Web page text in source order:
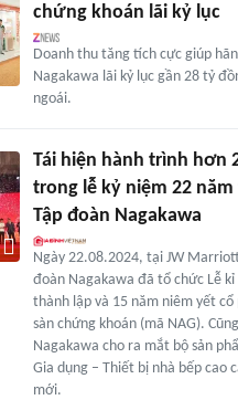
chứng khoán lãi kỷ lục
Doanh thu tăng tích cực giúp
Nagakawa lãi kỷ lục gần 28 tỷ
ngoái.
Tái hiện hành trình hơn
trong lễ kỷ niệm 22
Tập đoàn Nagakawa
Ngày 22.08.2024, tại JW
đoàn Nagakawa đã tổ chức Lễ
thành lập và 15 năm niêm yết
sàn chứng khoán (mã NAG).
Nagakawa cho ra mắt bộ sản
Gia dụng – Thiết bị nhà bếp cao
mới.